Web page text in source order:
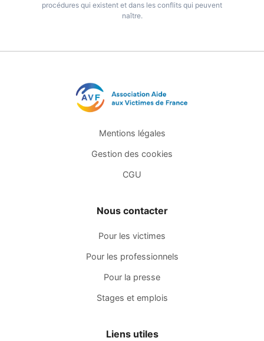
procédures qui existent et dans les conflits qui peuvent
naître.
Mentions légales
Gestion des cookies
CGU
Nous contacter
Pour les victimes
Pour les professionnels
Pour la presse
Stages et emplois
Liens utiles